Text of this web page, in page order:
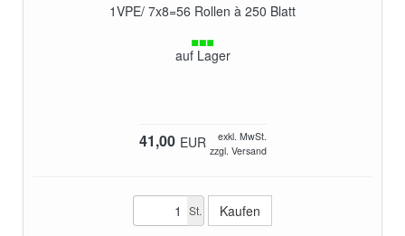
1VPE/ 7x8=56 Rollen à 250 Blatt
auf Lager
41,00 EUR
exkl. MwSt.
zzgl. Versand
St.